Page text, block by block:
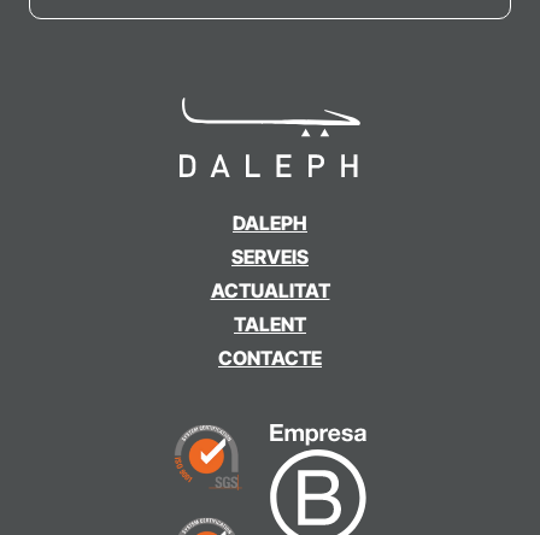
DALEPH
SERVEIS
ACTUALITAT
TALENT
CONTACTE